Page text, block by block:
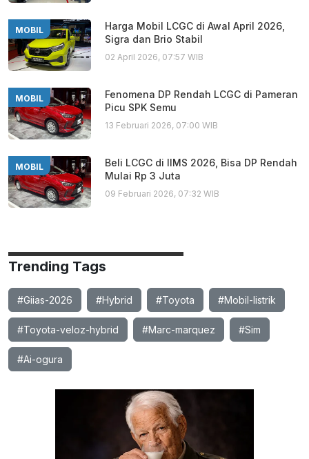
MOBIL
Harga Mobil LCGC di Awal April 2026,
Sigra dan Brio Stabil
02 April 2026, 07:57 WIB
MOBIL
Fenomena DP Rendah LCGC di Pameran
Picu SPK Semu
13 Februari 2026, 07:00 WIB
MOBIL
Beli LCGC di IIMS 2026, Bisa DP Rendah
Mulai Rp 3 Juta
09 Februari 2026, 07:32 WIB
Trending Tags
#Giias-2026 #Hybrid #Toyota #Mobil-listrik
#Toyota-veloz-hybrid #Marc-marquez #Sim
#Ai-ogura